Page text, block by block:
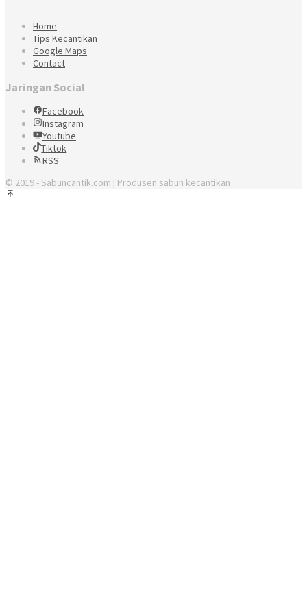
Home
Tips Kecantikan
Google Maps
Contact
Jaringan Social
Facebook
Instagram
Youtube
Tiktok
RSS
© 2019 - Sabuncantik.com | Produsen sabun kecantikan